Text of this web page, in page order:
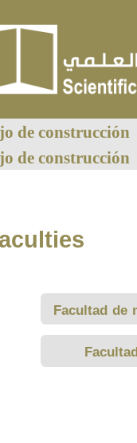
de construcción
de construcción
Facultad de